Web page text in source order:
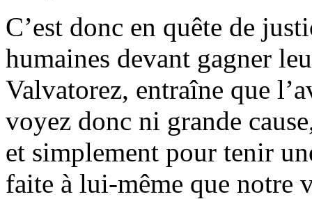
C’est donc en quête de
humaines devant gagner
Valvatorez, entraîne que
voyez donc ni grande
et simplement pour tenir
faite à lui-même que notre